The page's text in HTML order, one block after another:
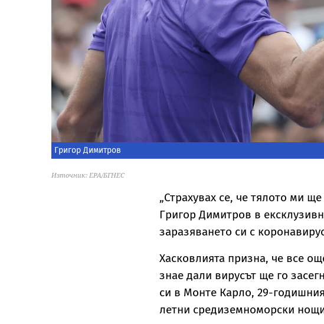
Григор Димитров
Източник: EPA/БГНЕС
„Страхувах се, че тялото ми
Григор Димитров в
заразяването си с
Хасковлията призна, че все
знае дали вирусът ще го
си в Монте Карло, 29-
летни средиземноморски